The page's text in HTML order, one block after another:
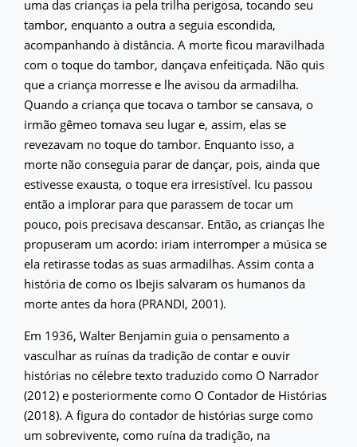
uma das crianças ia pela trilha perigosa, tocando seu
tambor, enquanto a outra a seguia escondida,
acompanhando à distância. A morte ficou maravilhada
com o toque do tambor, dançava enfeitiçada. Não quis
que a criança morresse e lhe avisou da armadilha.
Quando a criança que tocava o tambor se cansava, o
irmão gêmeo tomava seu lugar e, assim, elas se
revezavam no toque do tambor. Enquanto isso, a
morte não conseguia parar de dançar, pois, ainda que
estivesse exausta, o toque era irresistível. Icu passou
então a implorar para que parassem de tocar um
pouco, pois precisava descansar. Então, as crianças lhe
propuseram um acordo: iriam interromper a música se
ela retirasse todas as suas armadilhas. Assim conta a
história de como os Ibejis salvaram os humanos da
morte antes da hora (PRANDI, 2001).
Em 1936, Walter Benjamin guia o pensamento a
vasculhar as ruínas da tradição de contar e ouvir
histórias no célebre texto traduzido como O Narrador
(2012) e posteriormente como O Contador de Histórias
(2018). A figura do contador de histórias surge como
um sobrevivente, como ruína da tradição, na